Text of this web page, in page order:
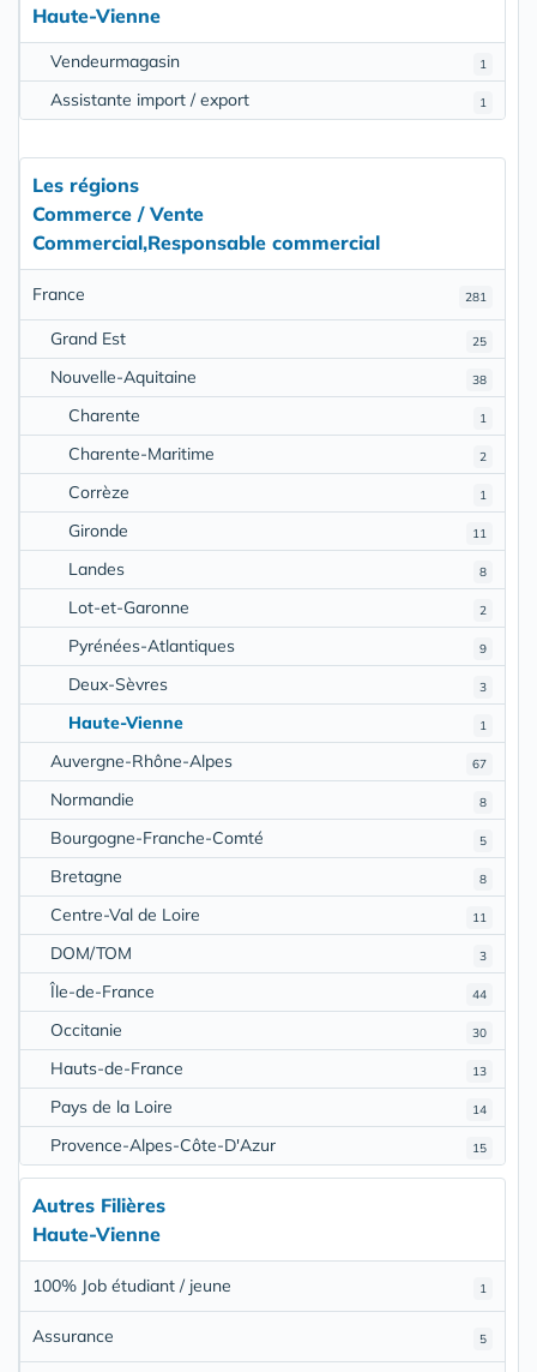
Haute-Vienne
1
Vendeurmagasin
1
Assistante import / export
Les régions
Commerce / Vente
Commercial,Responsable commercial
281
France
25
Grand Est
38
Nouvelle-Aquitaine
1
Charente
2
Charente-Maritime
1
Corrèze
11
Gironde
8
Landes
2
Lot-et-Garonne
9
Pyrénées-Atlantiques
3
Deux-Sèvres
1
Haute-Vienne
67
Auvergne-Rhône-Alpes
8
Normandie
5
Bourgogne-Franche-Comté
8
Bretagne
11
Centre-Val de Loire
3
DOM/TOM
44
Île-de-France
30
Occitanie
13
Hauts-de-France
14
Pays de la Loire
15
Provence-Alpes-Côte-D'Azur
Autres Filières
Haute-Vienne
1
100% Job étudiant / jeune
5
Assurance